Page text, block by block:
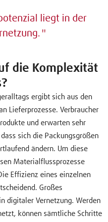
liegt in der
die Komplexität
ergibt sich aus den
Lieferprozesse. Verbraucher
und erwarten sehr
sich die Packungsgrößen
ändern. Um diese
Materialflussprozesse
Effizienz eines einzelnen
Großes
digitaler Vernetzung. Werden
können sämtliche Schritte